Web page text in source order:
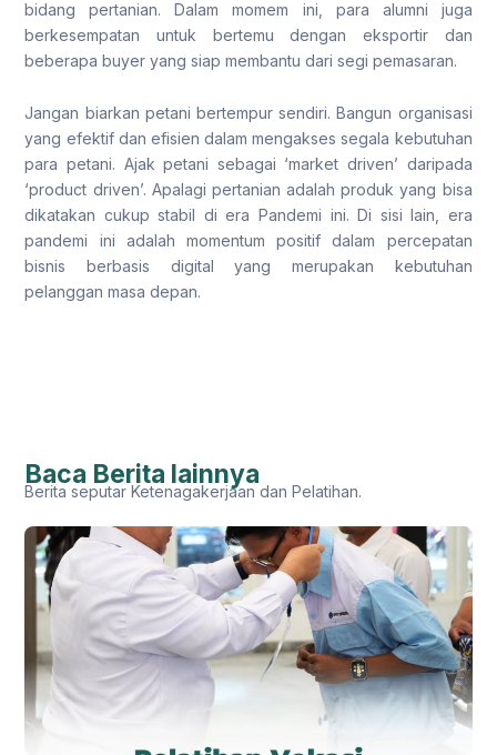
bidang pertanian. Dalam momem ini, para alumni juga
berkesempatan untuk bertemu dengan eksportir dan
beberapa buyer yang siap membantu dari segi pemasaran.
Jangan biarkan petani bertempur sendiri. Bangun organisasi
yang efektif dan efisien dalam mengakses segala kebutuhan
para petani. Ajak petani sebagai ‘market driven’ daripada
‘product driven’. Apalagi pertanian adalah produk yang bisa
dikatakan cukup stabil di era Pandemi ini. Di sisi lain, era
pandemi ini adalah momentum positif dalam percepatan
bisnis berbasis digital yang merupakan kebutuhan
pelanggan masa depan.
Baca Berita lainnya
Berita seputar Ketenagakerjaan dan Pelatihan.